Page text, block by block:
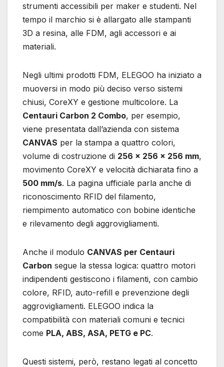
strumenti accessibili per maker e studenti. Nel
tempo il marchio si è allargato alle stampanti
3D a resina, alle FDM, agli accessori e ai
materiali.
Negli ultimi prodotti FDM, ELEGOO ha iniziato a
muoversi in modo più deciso verso sistemi
chiusi, CoreXY e gestione multicolore. La
Centauri Carbon 2 Combo, per esempio,
viene presentata dall’azienda con sistema
CANVAS per la stampa a quattro colori,
volume di costruzione di 256 × 256 × 256 mm,
movimento CoreXY e velocità dichiarata fino a
500 mm/s. La pagina ufficiale parla anche di
riconoscimento RFID del filamento,
riempimento automatico con bobine identiche
e rilevamento degli aggrovigliamenti.
Anche il modulo CANVAS per Centauri
Carbon segue la stessa logica: quattro motori
indipendenti gestiscono i filamenti, con cambio
colore, RFID, auto-refill e prevenzione degli
aggrovigliamenti. ELEGOO indica la
compatibilità con materiali comuni e tecnici
come PLA, ABS, ASA, PETG e PC.
Questi sistemi, però, restano legati al concetto